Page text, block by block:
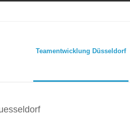
Teamentwicklung Düsseldorf